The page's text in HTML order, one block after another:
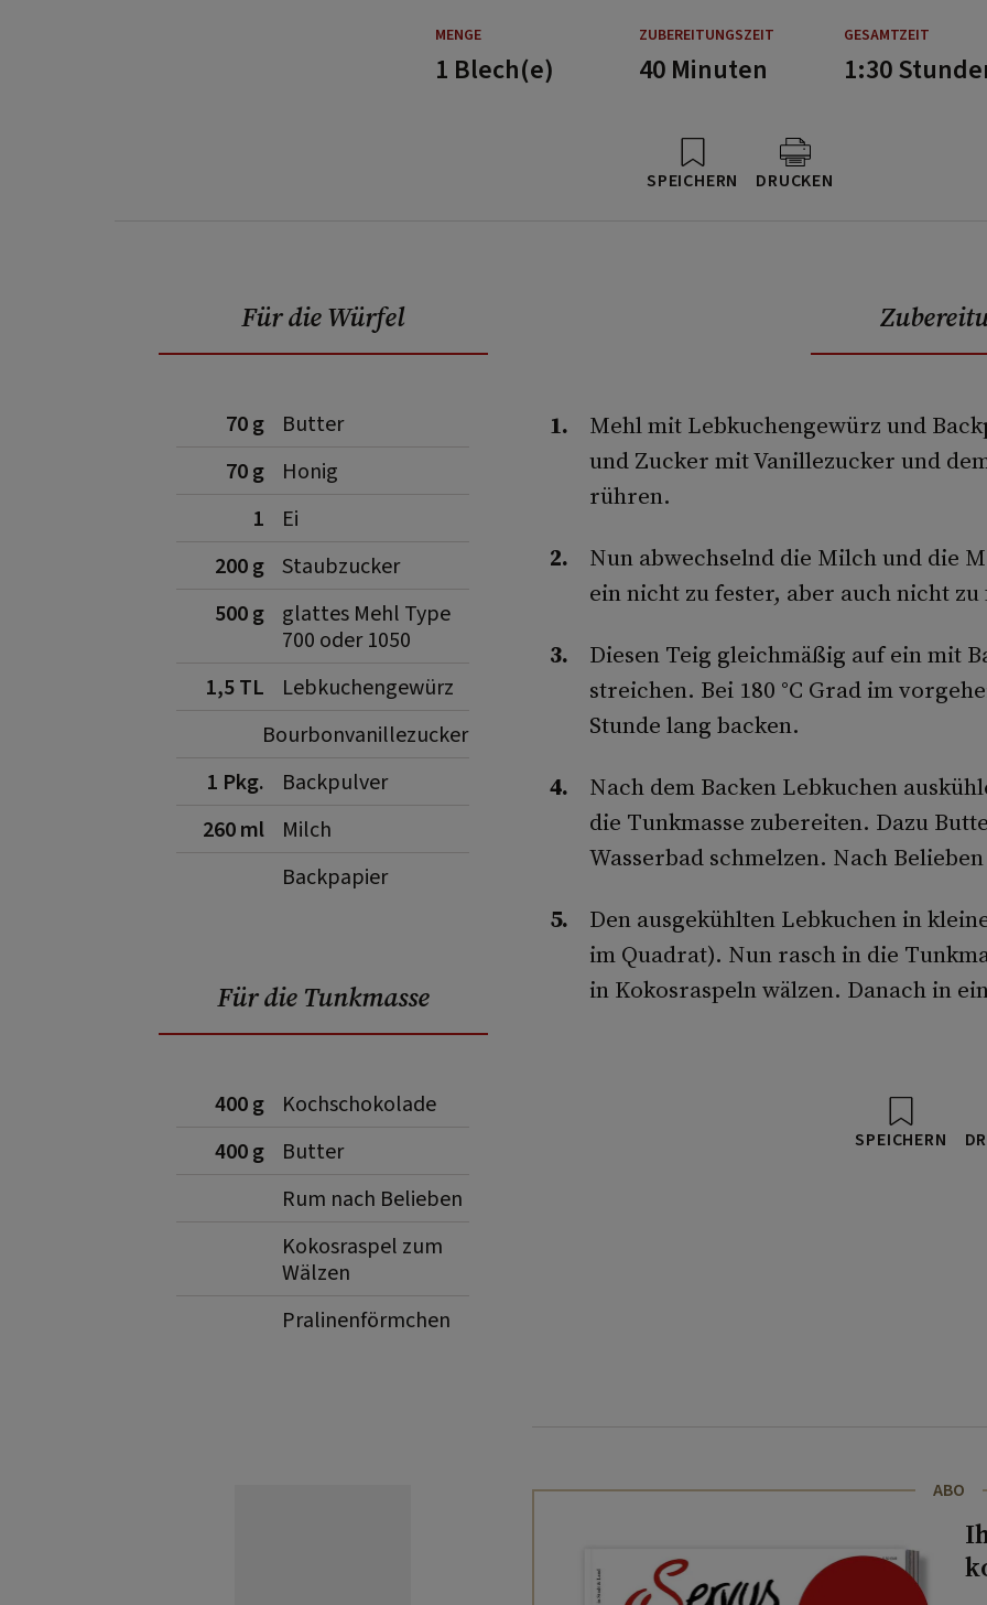
MENGE ZUBEREITUNGSZEIT GESAMTZEIT
1 Blech(e) 40 Minuten 1:30
SPEICHERN DRUCKEN
Für die Würfel
70 g
Butter
70 g
Honig
1
Ei
200 g Staubzucker
500 g
glattes Mehl Type
700 oder 1050
1,5 TL
Lebkuchengewürz
Bourbonvanillezucker
1 Pkg.
Backpulver
260 ml
Milch
Backpapier
Für die Tunkmasse
400 g
Kochschokolade
400 g
Butter
Rum nach Belieben
Kokosraspel zum
Wälzen
Pralinenförmchen
Mehl mit Lebkuchengewürz und
und Zucker mit Vanillezucker und
rühren.
Nun abwechselnd die Milch und die
ein nicht zu fester, aber auch nicht
Diesen Teig gleichmäßig auf ein mit
streichen. Bei 180 °C Grad im
Stunde lang backen.
Nach dem Backen Lebkuchen
die Tunkmasse zubereiten. Dazu
Wasserbad schmelzen. Nach
Den ausgekühlten Lebkuchen in
im Quadrat). Nun rasch in die
in Kokosraspeln wälzen. Danach in
SPEICHERN
ABO